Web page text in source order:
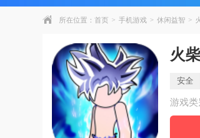
所在位置： 首页 > 手机游戏 > 休闲益智 >
火
安全
游戏类